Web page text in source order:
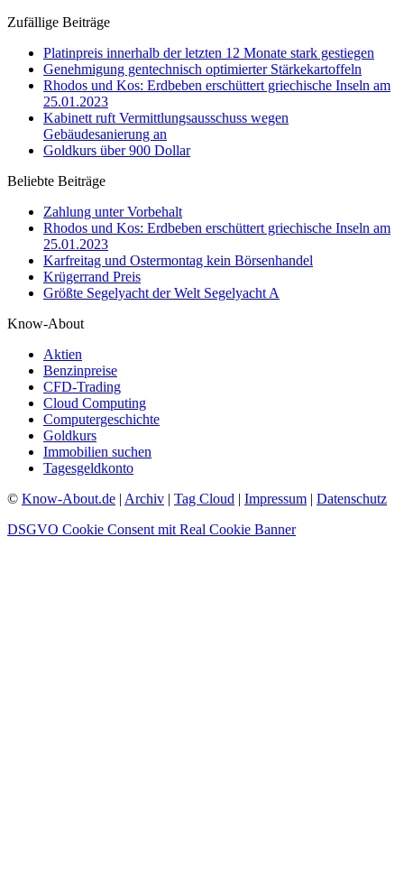
Zufällige Beiträge
Platinpreis innerhalb der letzten 12 Monate stark gestiegen
Genehmigung gentechnisch optimierter Stärkekartoffeln
Rhodos und Kos: Erdbeben erschüttert griechische Inseln am
25.01.2023
Kabinett ruft Vermittlungsausschuss wegen
Gebäudesanierung an
Goldkurs über 900 Dollar
Beliebte Beiträge
Zahlung unter Vorbehalt
Rhodos und Kos: Erdbeben erschüttert griechische Inseln am
25.01.2023
Karfreitag und Ostermontag kein Börsenhandel
Krügerrand Preis
Größte Segelyacht der Welt Segelyacht A
Know-About
Aktien
Benzinpreise
CFD-Trading
Cloud Computing
Computergeschichte
Goldkurs
Immobilien suchen
Tagesgeldkonto
© Know-About.de | Archiv | Tag Cloud | Impressum | Datenschutz
DSGVO Cookie Consent mit Real Cookie Banner